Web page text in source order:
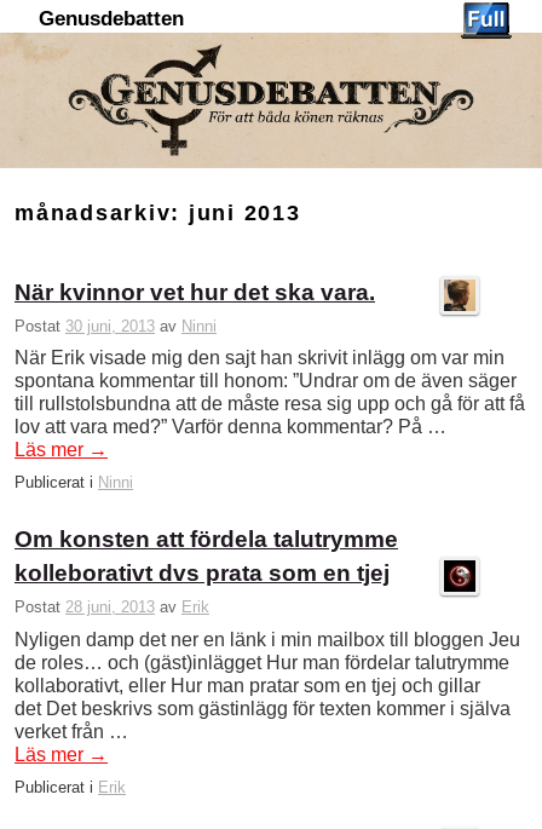
Genusdebatten
månadsarkiv: juni 2013
När kvinnor vet hur det ska vara.
Postat 30 juni, 2013 av Ninni
När Erik visade mig den sajt han skrivit inlägg om var min
spontana kommentar till honom: ”Undrar om de även säger
till rullstolsbundna att de måste resa sig upp och gå för att få
lov att vara med?” Varför denna kommentar? På …
Läs mer →
Publicerat i Ninni
Om konsten att fördela talutrymme
kolleborativt dvs prata som en tjej
Postat 28 juni, 2013 av Erik
Nyligen damp det ner en länk i min mailbox till bloggen Jeu
de roles… och (gäst)inlägget Hur man fördelar talutrymme
kollaborativt, eller Hur man pratar som en tjej och gillar
det Det beskrivs som gästinlägg för texten kommer i själva
verket från …
Läs mer →
Publicerat i Erik